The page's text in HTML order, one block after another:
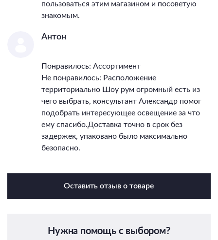
пользоваться этим магазином и посоветую
знакомым.
Антон
Понравилось: Ассортимент
Не понравилось: Расположение
территориально Шоу рум огромный есть из
чего выбрать, консультант Александр помог
подобрать интересующее освещение за что
ему спасибо.Доставка точно в срок без
задержек, упаковано было максимально
безопасно.
Оставить отзыв о товаре
Нужна помощь с выбором?